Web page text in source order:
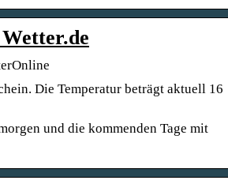
Die Temperatur beträgt aktuell 16
und die kommenden Tage mit